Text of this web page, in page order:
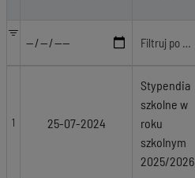
1 25-07-2024
Stypendia
szkolne w
roku
szkolnym
2025/2026